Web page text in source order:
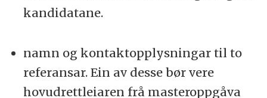
kandidatane.
namn og kontaktopplysningar til to
referansar. Ein av desse bør vere
hovudrettleiaren frå masteroppgåva